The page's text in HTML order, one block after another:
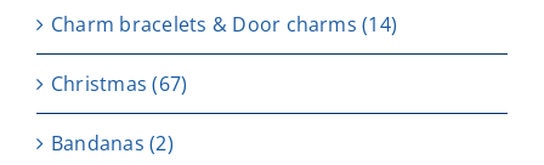
Charm bracelets & Door charms (14)
Christmas (67)
Bandanas (2)